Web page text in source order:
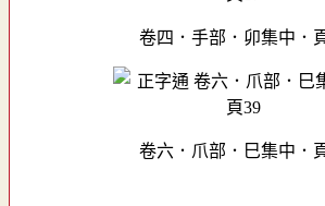
卷四．手部．卯集中．
卷六．爪部．巳集中．